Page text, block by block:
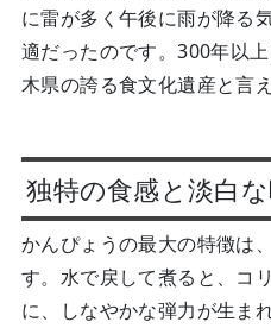
に雷が多く午後に雨が降る
適だったのです。300年以
木県の誇る食文化遺産と言
独特の食感と淡白
かんぴょうの最大の特徴は
す。水で戻して煮ると、コ
に、しなやかな弾力が生ま